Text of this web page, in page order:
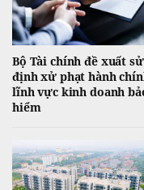
Bộ Tài chính đề xuất
định xử phạt hành
lĩnh vực kinh doanh
hiểm